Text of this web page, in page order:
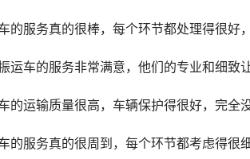
的服务真的很棒，每个环节都处理得很好
运车的服务非常满意，他们的专业和细致
的运输质量很高，车辆保护得很好，完全
的服务真的很周到，每个环节都考虑得很细